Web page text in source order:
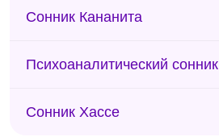
Сонник Кананита
Психоаналитический сонник
Сонник Хассе